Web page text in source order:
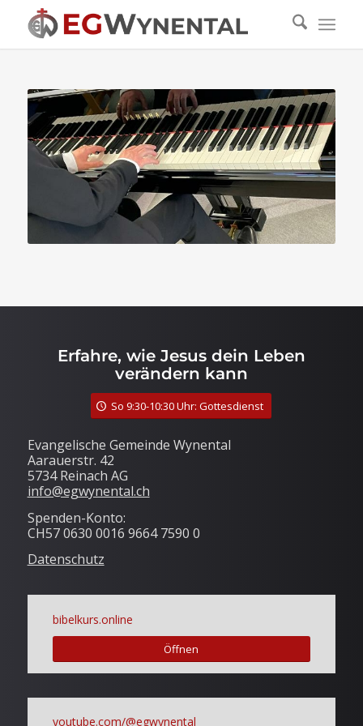
Erfahre, wie Jesus dein Leben
verändern kann
So 9:30-10:30 Uhr: Gottesdienst
Evangelische Gemeinde Wynental
Aarauerstr. 42
5734 Reinach AG
info@egwynental.ch
Spenden-Konto:
CH57 0630 0016 9664 7590 0
Datenschutz
bibelkurs.online
Öffnen
youtube.com/@egwynental